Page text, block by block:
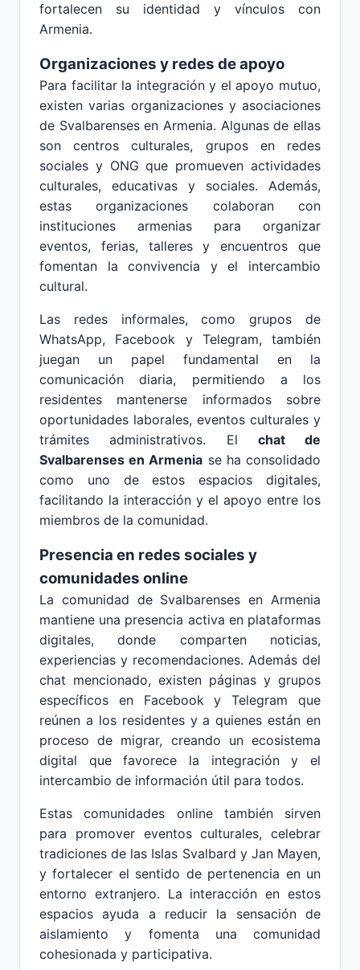
fortalecen su identidad y vínculos con
Armenia.
Organizaciones y redes de apoyo
Para facilitar la integración y el apoyo mutuo,
existen varias organizaciones y asociaciones
de Svalbarenses en Armenia. Algunas de ellas
son centros culturales, grupos en redes
sociales y ONG que promueven actividades
culturales, educativas y sociales. Además,
estas organizaciones colaboran con
instituciones armenias para organizar
eventos, ferias, talleres y encuentros que
fomentan la convivencia y el intercambio
cultural.
Las redes informales, como grupos de
WhatsApp, Facebook y Telegram, también
juegan un papel fundamental en la
comunicación diaria, permitiendo a los
residentes mantenerse informados sobre
oportunidades laborales, eventos culturales y
trámites administrativos. El chat de
Svalbarenses en Armenia se ha consolidado
como uno de estos espacios digitales,
facilitando la interacción y el apoyo entre los
miembros de la comunidad.
Presencia en redes sociales y
comunidades online
La comunidad de Svalbarenses en Armenia
mantiene una presencia activa en plataformas
digitales, donde comparten noticias,
experiencias y recomendaciones. Además del
chat mencionado, existen páginas y grupos
específicos en Facebook y Telegram que
reúnen a los residentes y a quienes están en
proceso de migrar, creando un ecosistema
digital que favorece la integración y el
intercambio de información útil para todos.
Estas comunidades online también sirven
para promover eventos culturales, celebrar
tradiciones de las Islas Svalbard y Jan Mayen,
y fortalecer el sentido de pertenencia en un
entorno extranjero. La interacción en estos
espacios ayuda a reducir la sensación de
aislamiento y fomenta una comunidad
cohesionada y participativa.